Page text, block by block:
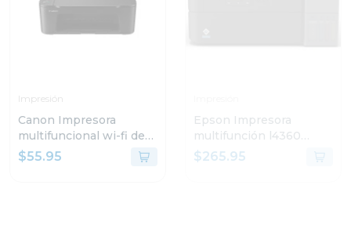
Impresión
Canon Impresora
multifuncional wi-fi de
cartuchos de tinta 3610
$55.95
Epson Impresora
multifunción l4360
tanque de tinta eco-
tank wi-fi
$265.95